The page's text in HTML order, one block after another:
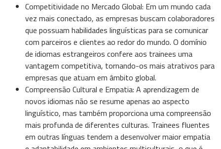
Competitividade no Mercado Global: Em um mundo cada
vez mais conectado, as empresas buscam colaboradores
que possuam habilidades linguísticas para se comunicar
com parceiros e clientes ao redor do mundo. O domínio
de idiomas estrangeiros confere aos trainees uma
vantagem competitiva, tornando-os mais atrativos para
empresas que atuam em âmbito global.
Compreensão Cultural e Empatia: A aprendizagem de
novos idiomas não se resume apenas ao aspecto
linguístico, mas também proporciona uma compreensão
mais profunda de diferentes culturas. Trainees fluentes
em outras línguas tendem a desenvolver maior empatia